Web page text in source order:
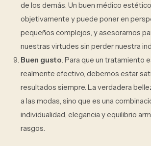
de los demás. Un buen médico
objetivamente y puede poner en
pequeños complejos, y asesorarnos
nuestras virtudes sin perder nuestra
Buen gusto. Para que un tratamiento
realmente efectivo, debemos estar
resultados siempre. La verdadera
a las modas, sino que es una
individualidad, elegancia y equilibrio
rasgos.